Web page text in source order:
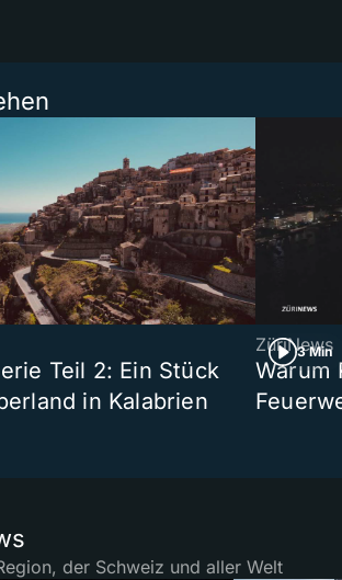
Teil 2: Ein Stück
in Kalabrien
3 Min
ZüriNews
Warum
der Schweiz und aller Welt